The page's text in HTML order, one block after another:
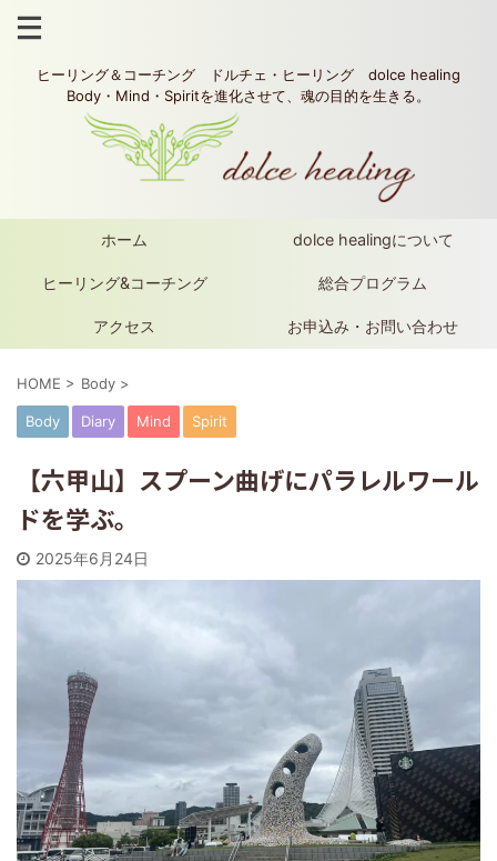
ヒーリング＆コーチング ドルチェ・ヒーリング dolce healing
Body・Mind・Spiritを進化させて、魂の目的を生きる。
ホーム dolce healingについて
ヒーリング&コーチング 総合プログラム
アクセス お申込み・お問い合わせ
HOME > Body >
Body Diary Mind Spirit
【六甲山】スプーン曲げにパラレルワール
ドを学ぶ。
2025年6月24日